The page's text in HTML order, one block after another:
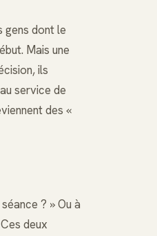
gens dont le
Mais une
ils
service de
des «
? » Ou à
deux